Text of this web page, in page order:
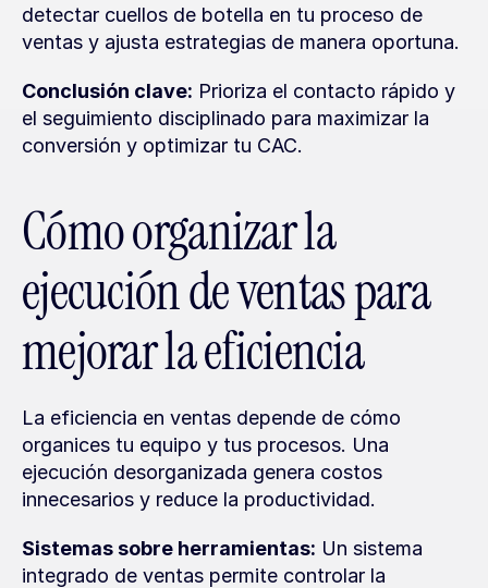
detectar cuellos de botella en tu proceso de
ventas y ajusta estrategias de manera oportuna.
Conclusión clave: Prioriza el contacto rápido y
el seguimiento disciplinado para maximizar la
conversión y optimizar tu CAC.
Cómo organizar la
ejecución de ventas para
mejorar la eficiencia
La eficiencia en ventas depende de cómo
organices tu equipo y tus procesos. Una
ejecución desorganizada genera costos
innecesarios y reduce la productividad.
Sistemas sobre herramientas: Un sistema
integrado de ventas permite controlar la